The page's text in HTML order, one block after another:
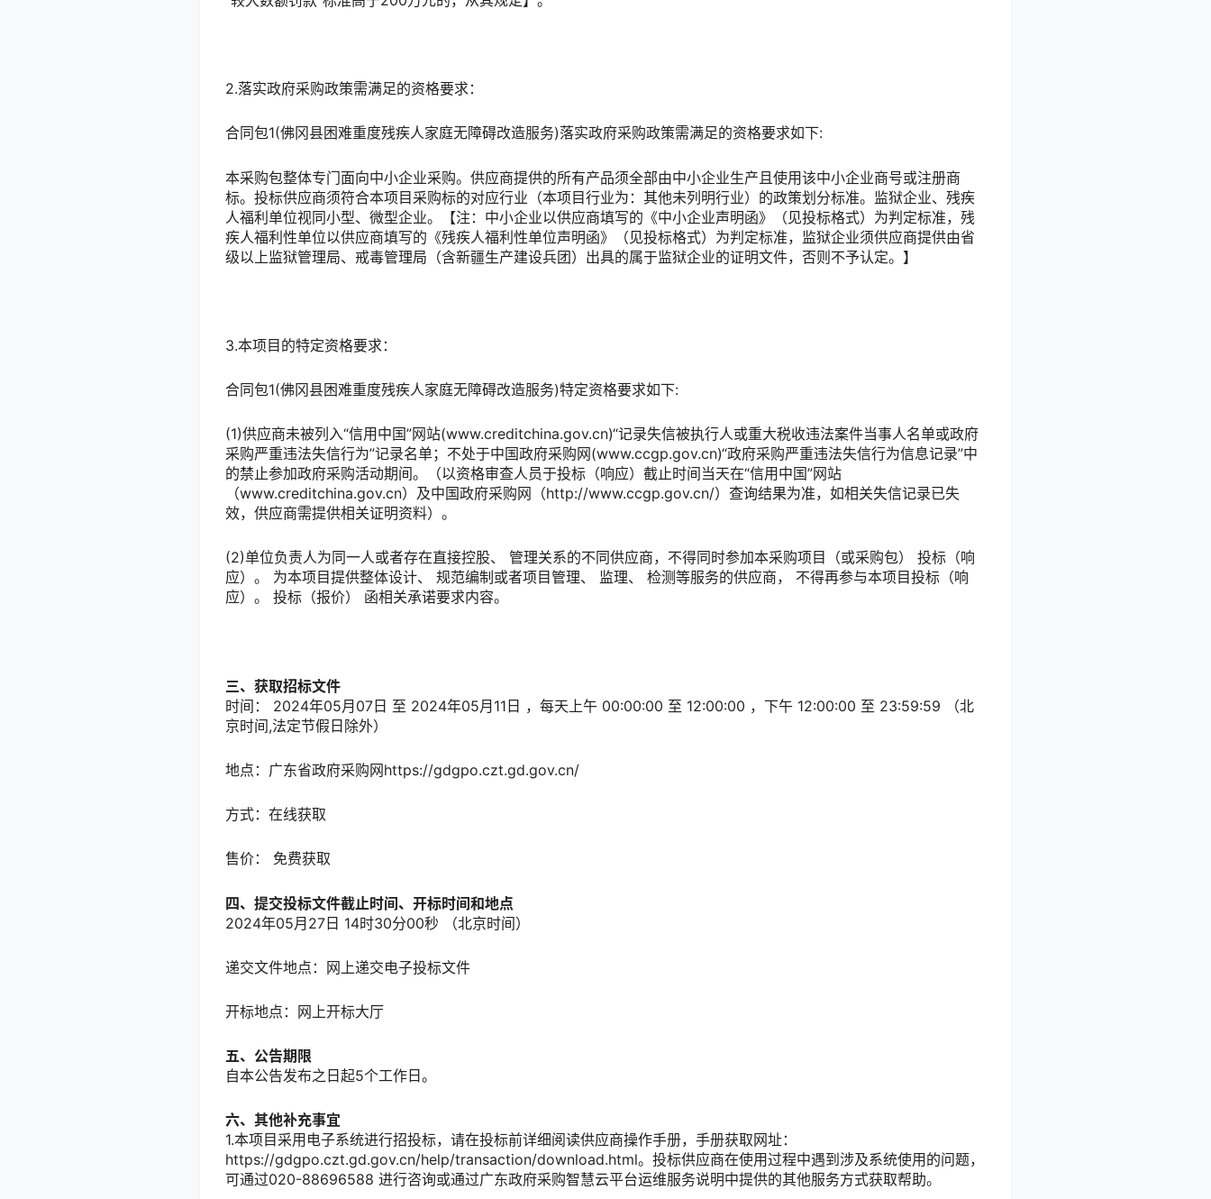
2.落实政府采购政策需满足的资格要求：
合同包1(佛冈县困难重度残疾人家庭无障碍改造服务)落实政府采购政策需满足的资格要求如下:
本采购包整体专门面向中小企业采购。供应商提供的所有产品须全部由中小企业生产且使用该中小企业商号或注册商
标。投标供应商须符合本项目采购标的对应行业（本项目行业为：其他未列明行业）的政策划分标准。监狱企业、残疾
人福利单位视同小型、微型企业。【注：中小企业以供应商填写的《中小企业声明函》（见投标格式）为判定标准，残
疾人福利性单位以供应商填写的《残疾人福利性单位声明函》（见投标格式）为判定标准，监狱企业须供应商提供由省
级以上监狱管理局、戒毒管理局（含新疆生产建设兵团）出具的属于监狱企业的证明文件，否则不予认定。】
3.本项目的特定资格要求：
合同包1(佛冈县困难重度残疾人家庭无障碍改造服务)特定资格要求如下:
(1)供应商未被列入“信用中国”网站(www.creditchina.gov.cn)“记录失信被执行人或重大税收违法案件当事人名单或政府
采购严重违法失信行为”记录名单；不处于中国政府采购网(www.ccgp.gov.cn)“政府采购严重违法失信行为信息记录”中
的禁止参加政府采购活动期间。（以资格审查人员于投标（响应）截止时间当天在“信用中国”网站
（www.creditchina.gov.cn）及中国政府采购网（http://www.ccgp.gov.cn/）查询结果为准，如相关失信记录已失
效，供应商需提供相关证明资料）。
(2)单位负责人为同一人或者存在直接控股、 管理关系的不同供应商，不得同时参加本采购项目（或采购包） 投标（响
应）。 为本项目提供整体设计、 规范编制或者项目管理、 监理、 检测等服务的供应商， 不得再参与本项目投标（响
应）。 投标（报价） 函相关承诺要求内容。
三、获取招标文件
时间：
2024年05月07日 至 2024年05月11日 ，每天上午 00:00:00 至 12:00:00 ，下午 12:00:00 至 23:59:59
（北
京时间,法定节假日除外）
地点： 广东省政府采购网https://gdgpo.czt.gd.gov.cn/
方式： 在线获取
售价： 免费获取
四、提交投标文件截止时间、开标时间和地点
2024年05月27日 14时30分00秒
（北京时间）
递交文件地点： 网上递交电子投标文件
开标地点： 网上开标大厅
五、公告期限
自本公告发布之日起5个工作日。
六、其他补充事宜
1.本项目采用电子系统进行招投标，请在投标前详细阅读供应商操作手册，手册获取网址：
https://gdgpo.czt.gd.gov.cn/help/transaction/download.html。投标供应商在使用过程中遇到涉及系统使用的问题，
可通过020-88696588 进行咨询或通过广东政府采购智慧云平台运维服务说明中提供的其他服务方式获取帮助。